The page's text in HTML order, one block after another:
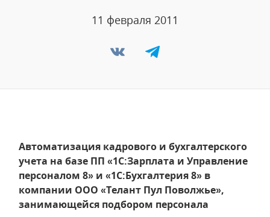
11 февраля 2011
Автоматизация кадрового и бухгалтерского
учета на базе ПП «1С:Зарплата и Управление
персоналом 8» и «1С:Бухгалтерия 8» в
компании ООО «Телант Пул Поволжье»,
занимающейся подбором персонала